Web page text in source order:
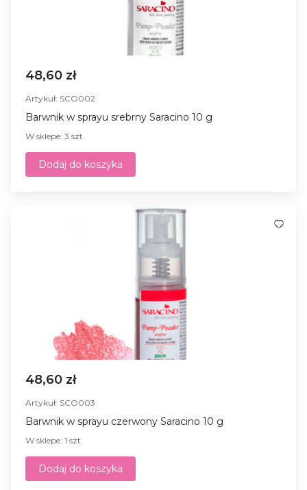
48,60 zł
Artykuł: SCO002
Barwnik w sprayu srebrny Saracino 10 g
W sklepe: 3 szt.
Dodaj do koszyka
48,60 zł
Artykuł: SCO003
Barwnik w sprayu czerwony Saracino 10 g
W sklepe: 1 szt.
Dodaj do koszyka